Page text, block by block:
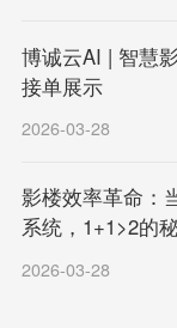
博诚云AI | 智慧
接单展示
2026-03-28
影楼效率革命：
系统，1+1>2的
2026-03-28